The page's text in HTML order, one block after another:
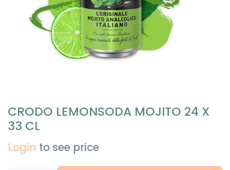
CRODO LEMONSODA MOJITO 24 X
33 CL
Login to see price